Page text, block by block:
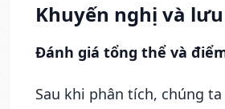
Khuyến nghị và
Đánh giá tổng thể và
Sau khi phân tích, chúng